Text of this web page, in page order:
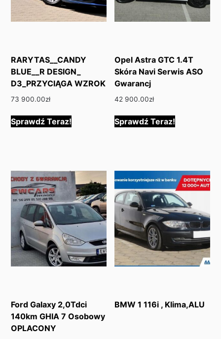
RARYTAS__CANDY
BLUE__R DESIGN_
D3_PRZYCIĄGA WZROK
73 900.00zł
Sprawdź Teraz!
Opel Astra GTC 1.4T
Skóra Navi Serwis ASO
Gwarancj
42 900.00zł
Sprawdź Teraz!
Ford Galaxy 2,0Tdci
140km GHIA 7 Osobowy
OPLACONY
BMW 1 116i , Klima,ALU